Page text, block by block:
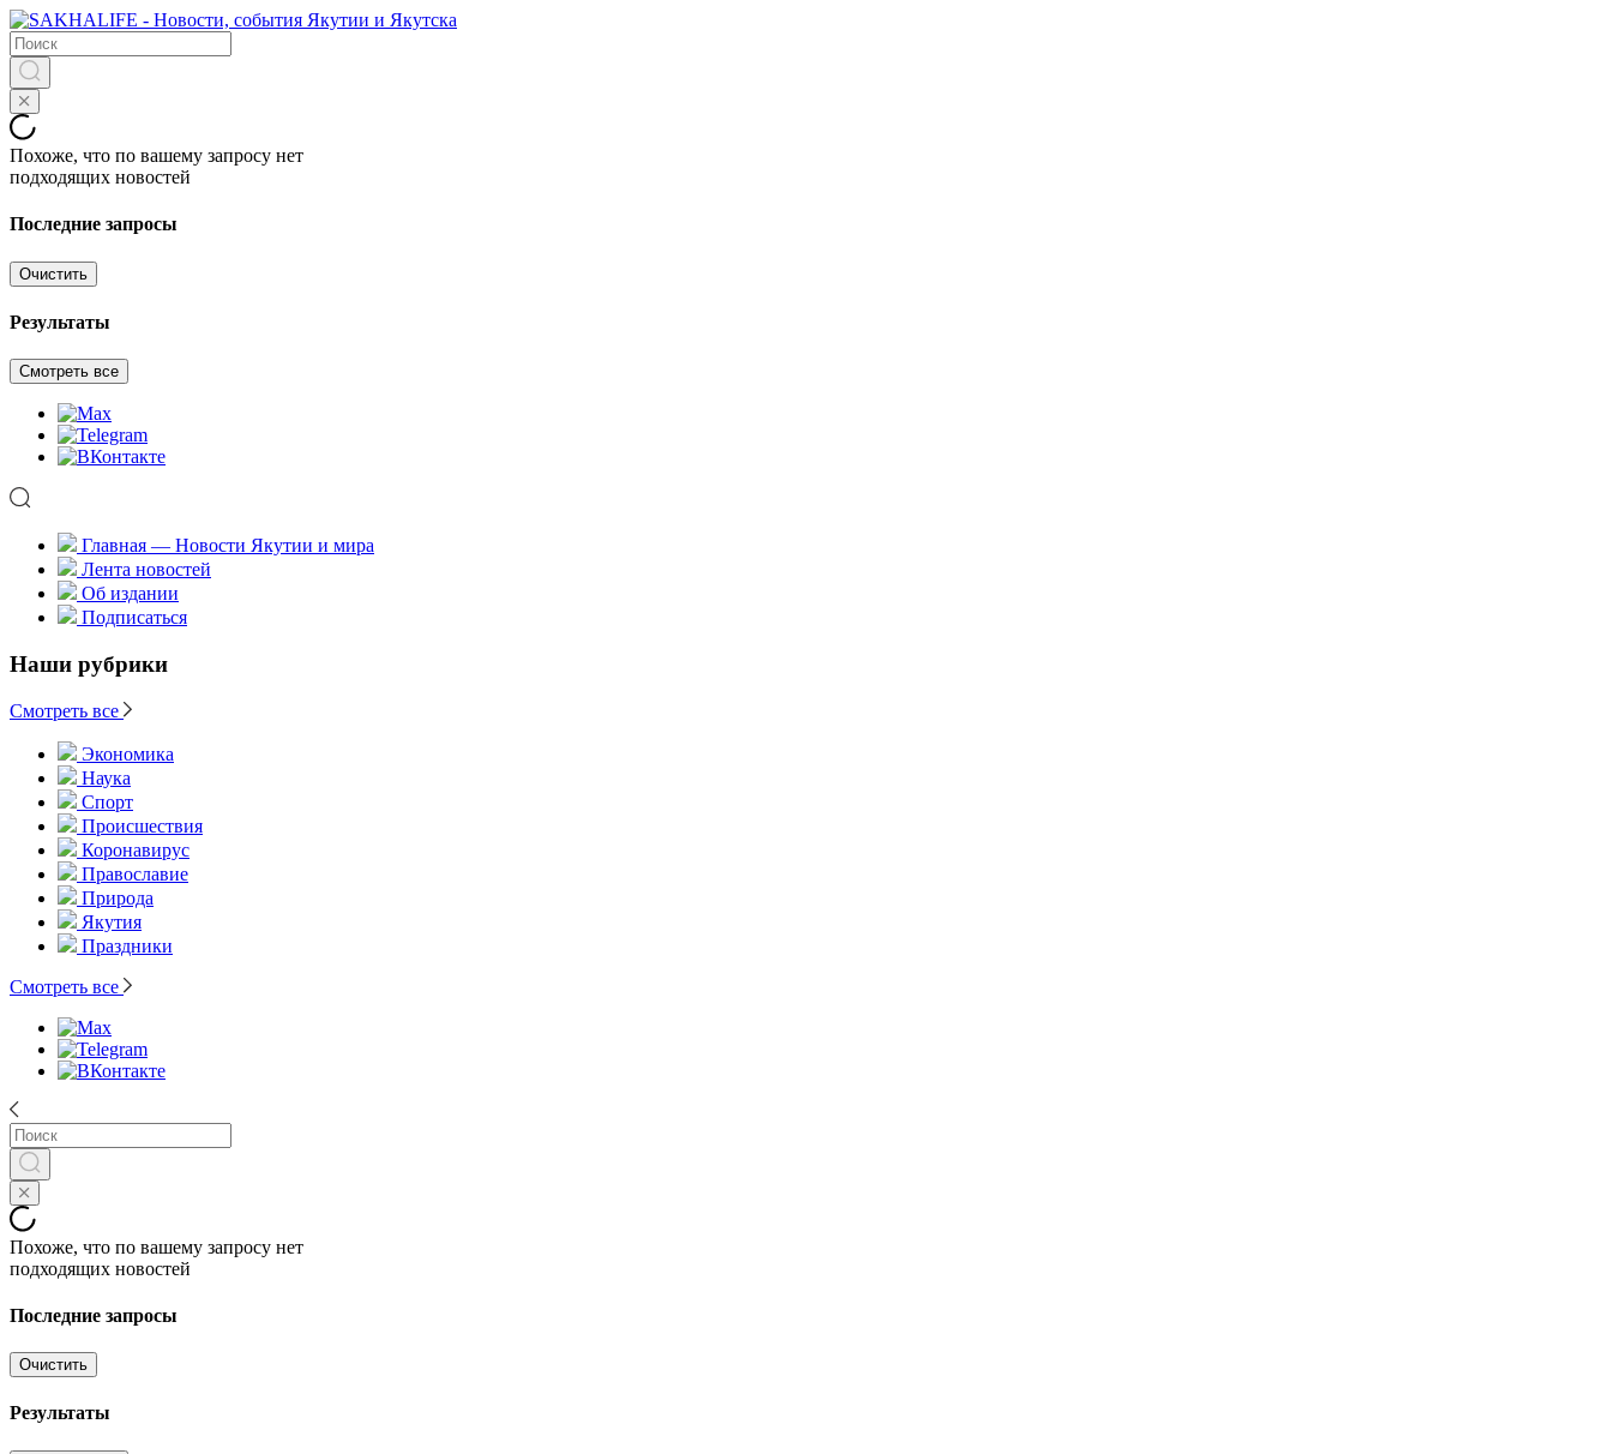
Похоже, что по вашему запросу нет
подходящих новостей
Последние запросы
Очистить
Результаты
Смотреть все
Главная — Новости Якутии и мира
Лента новостей
Об издании
Подписаться
Наши рубрики
Смотреть все
Экономика
Наука
Спорт
Происшествия
Коронавирус
Православие
Природа
Якутия
Праздники
Смотреть все
Похоже, что по вашему запросу нет
подходящих новостей
Последние запросы
Очистить
Результаты